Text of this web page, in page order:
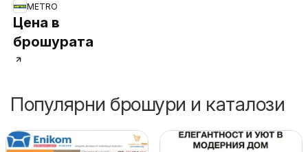
METRO
Цена в
брошурата
Популярни брошури и каталози